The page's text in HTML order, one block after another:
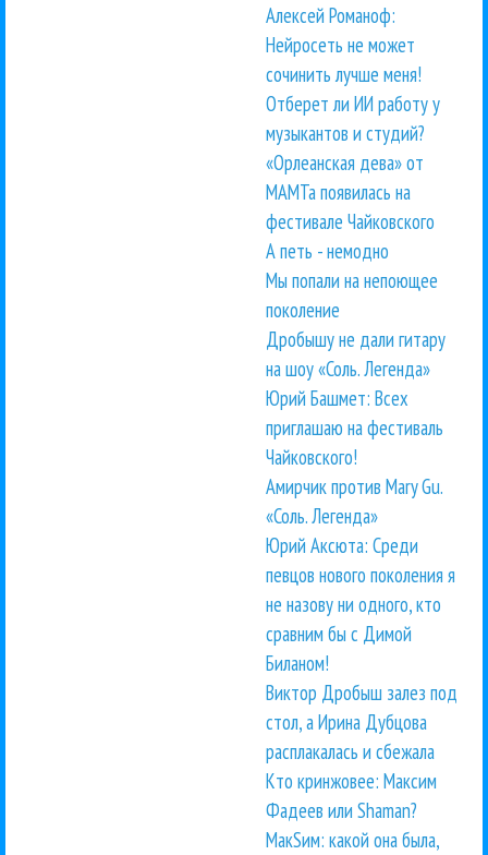
Алексей Романоф:
Нейросеть не может
сочинить лучше меня!
Отберет ли ИИ работу у
музыкантов и студий?
«Орлеанская дева» от
МАМТа появилась на
фестивале Чайковского
А петь - немодно
Мы попали на непоющее
поколение
Дробышу не дали гитару
на шоу «Соль. Легенда»
Юрий Башмет: Всех
приглашаю на фестиваль
Чайковского!
Амирчик против Mary Gu.
«Соль. Легенда»
Юрий Аксюта: Среди
певцов нового поколения я
не назову ни одного, кто
сравним бы с Димой
Биланом!
Виктор Дробыш залез под
стол, а Ирина Дубцова
расплакалась и сбежала
Кто кринжовее: Максим
Фадеев или Shaman?
МакSим: какой она была,